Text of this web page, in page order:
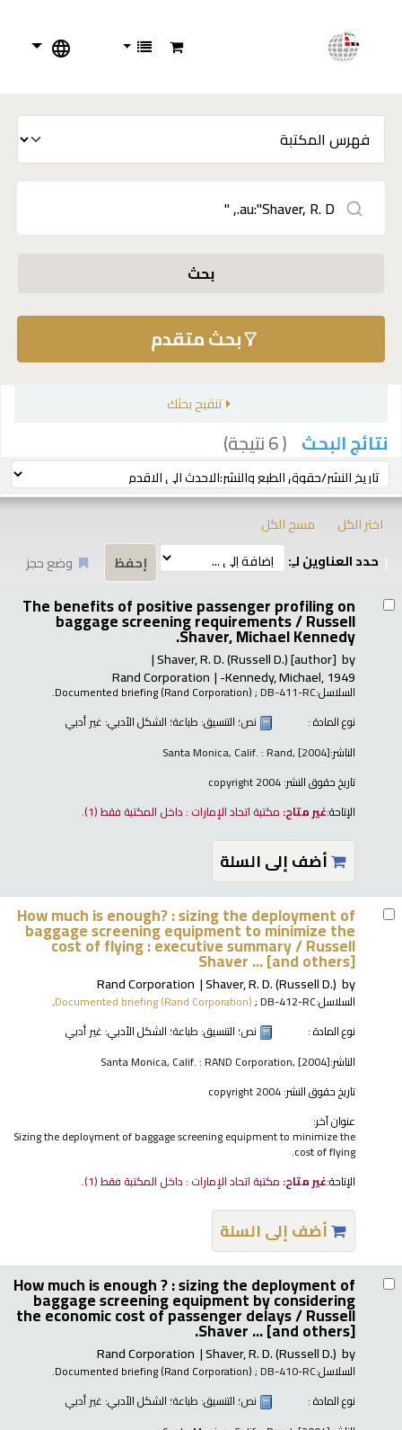
بحث
بحث متقدم
تنقيح بحثك
نتائج البحث ( 6 نتيجة)
ترتيب بواسطة:
اختر الكل
مسح الكل
حدد العناوين لـِ:
وضع حجز
The benefits of positive passenger profiling on
baggage screening requirements /Russell
Shaver, Michael Kennedy.
by
Shaver, R. D. (Russell D.)[author]
Kennedy, Michael, 1949-
Rand Corporation
السلاسل: Documented briefing (Rand Corporation); DB-411-RC.
نوع المادة :
نص؛ التنسيق: طباعة؛ الشكل الأدبي: غير أدبي
الناشر:Santa Monica, Calif. : Rand, [2004]
تاريخ حقوق النشر:
الإتاحة:غير متاح: مكتبة اتحاد الإمارات : داخل المكتبة فقط(1).
أضف إلى السلة
How much is enough? : sizing the deployment of
baggage screening equipment to minimize the
cost of flying : executive summary /Russell
Shaver ... [and others]
by
Shaver, R. D. (Russell D.)
Rand Corporation
السلاسل: Documented briefing (Rand Corporation); DB-412-RC.
نوع المادة :
نص؛ التنسيق: طباعة؛ الشكل الأدبي: غير أدبي
الناشر:Santa Monica, Calif. : RAND Corporation, [2004]
تاريخ حقوق النشر:
عنوان آخر:
Sizing the deployment of baggage screening equipment to minimize the
cost of flying.
الإتاحة:غير متاح: مكتبة اتحاد الإمارات : داخل المكتبة فقط(1).
أضف إلى السلة
How much is enough ? : sizing the deployment of
baggage screening equipment by considering
the economic cost of passenger delays /Russell
Shaver ... [and others].
by
Shaver, R. D. (Russell D.)
Rand Corporation
السلاسل: Documented briefing (Rand Corporation); DB-410-RC.
نوع المادة :
نص؛ التنسيق: طباعة؛ الشكل الأدبي: غير أدبي